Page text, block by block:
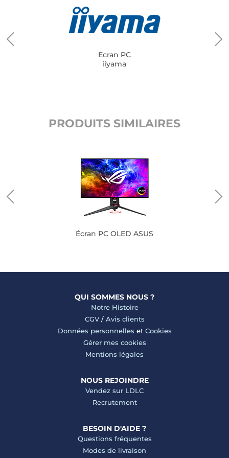
Ecran PC
iiyama
PRODUITS SIMILAIRES
Écran PC OLED ASUS
QUI SOMMES NOUS ?
Notre Histoire
CGV/ Avis clients
Données personnelles et Cookies
Gérer mes cookies
Mentions légales
NOUS REJOINDRE
Vendez sur LDLC
Recrutement
BESOIN D'AIDE ?
Questions fréquentes
Modes de livraison